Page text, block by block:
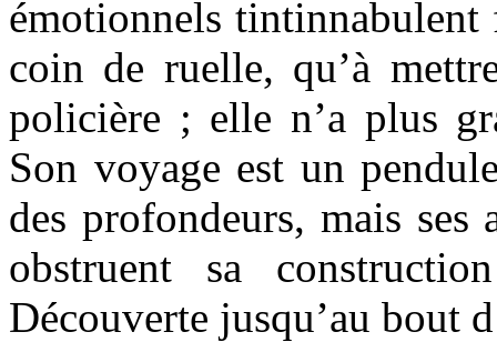
émotionnels tintinnabulent
coin de ruelle, qu’à
policière ; elle n’a plus
Son voyage est un
des profondeurs, mais ses
obstruent sa
Découverte jusqu’au bout